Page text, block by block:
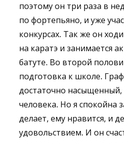
поэтому он три раза в
по фортепьяно, и уже
конкурсах. Так же он
на каратэ и занимается
батуте. Во второй
подготовка к школе.
достаточно насыщенный,
человека. Но я спокойна
делает, ему нравится, и
удовольствием. И он